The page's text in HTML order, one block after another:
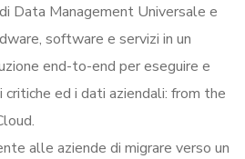
Data Management Universale e
software e servizi in un
end-to-end per eseguire e
ed i dati aziendali: from the
alle aziende di migrare verso un